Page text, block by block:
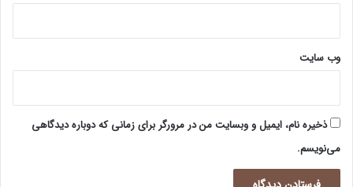
وب‌ سایت
ذخیره نام، ایمیل و وبسایت من در مرورگر برای زمانی که دوباره دیدگاهی
می‌نویسم.